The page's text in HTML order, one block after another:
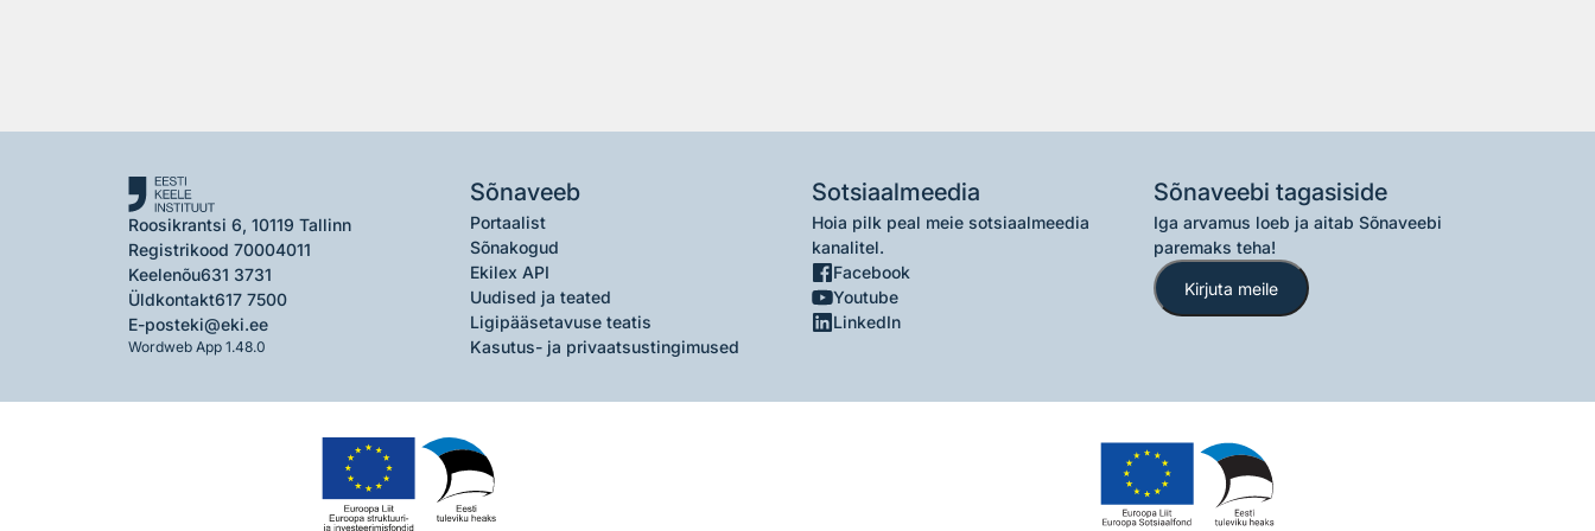
Roosikrantsi 6, 10119 Tallinn
Registrikood 70004011
Keelenõu631 3731
Üldkontakt617 7500
E-posteki@eki.ee
Wordweb App 1.48.0
Sõnaveeb
Portaalist
Sõnakogud
Ekilex API
Uudised ja teated
Ligipääsetavuse teatis
Kasutus- ja privaatsustingimused
Sotsiaalmeedia
Hoia pilk peal meie sotsiaalmeedia
kanalitel.
Facebook
Youtube
LinkedIn
Sõnaveebi tagasiside
Iga arvamus loeb ja aitab Sõnaveebi
paremaks teha!
Kirjuta meile